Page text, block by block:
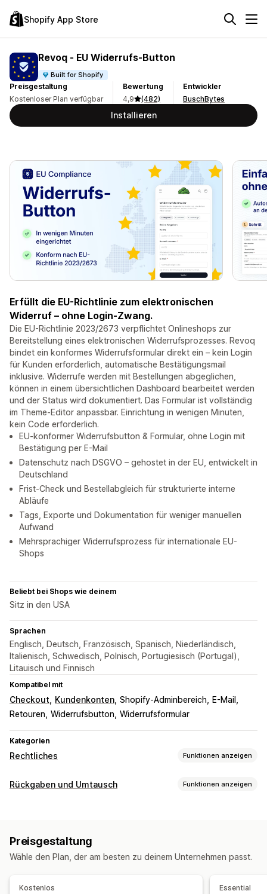
Shopify App Store
Revoq ‑ EU Widerrufs‑Button
Built for Shopify
Preisgestaltung
Kostenloser Plan verfügbar
Bewertung
4,9
(482)
Entwickler
BuschBytes
Installieren
Erfüllt die EU-Richtlinie zum elektronischen
Widerruf – ohne Login-Zwang.
Die EU-Richtlinie 2023/2673 verpflichtet Onlineshops zur
Bereitstellung eines elektronischen Widerrufsprozesses. Revoq
bindet ein konformes Widerrufsformular direkt ein – kein Login
für Kunden erforderlich, automatische Bestätigungsmail
inklusive. Widerrufe werden mit Bestellungen abgeglichen,
können in einem übersichtlichen Dashboard bearbeitet werden
und der Status wird dokumentiert. Das Formular ist vollständig
im Theme-Editor anpassbar. Einrichtung in wenigen Minuten,
kein Code erforderlich.
EU-konformer Widerrufsbutton & Formular, ohne Login mit
Bestätigung per E-Mail
Datenschutz nach DSGVO – gehostet in der EU, entwickelt in
Deutschland
Frist-Check und Bestellabgleich für strukturierte interne
Abläufe
Tags, Exporte und Dokumentation für weniger manuellen
Aufwand
Mehrsprachiger Widerrufsprozess für internationale EU-
Shops
Beliebt bei Shops wie deinem
Sitz in den USA
Sprachen
Englisch, Deutsch, Französisch, Spanisch, Niederländisch,
Italienisch, Schwedisch, Polnisch, Portugiesisch (Portugal),
Litauisch und Finnisch
Kompatibel mit
Checkout Kundenkonten Shopify-Adminbereich
E-Mail
Retouren Widerrufsbutton Widerrufsformular
Kategorien
Rechtliches Funktionen anzeigen
Compliance
Anpassung
Popups
Farbe und Schriftart
Widget-Position
Benutzerdefinierter Text
Rückgaben und Umtausch Funktionen anzeigen
Manuelle Rückerstattungen
Preisgestaltung
Wähle den Plan, der am besten zu deinem Unternehmen passt.
Kostenlos Essential